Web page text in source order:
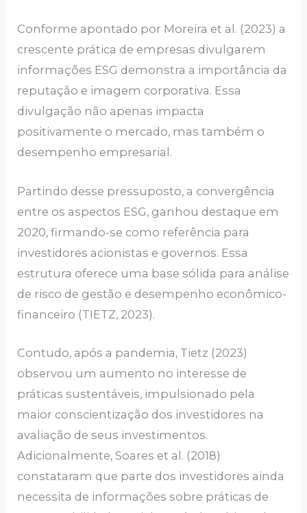
Conforme apontado por Moreira et al. (2023) a
crescente prática de empresas divulgarem
informações ESG demonstra a importância da
reputação e imagem corporativa. Essa
divulgação não apenas impacta
positivamente o mercado, mas também o
desempenho empresarial.
Partindo desse pressuposto, a convergência
entre os aspectos ESG, ganhou destaque em
2020, firmando-se como referência para
investidores acionistas e governos. Essa
estrutura oferece uma base sólida para análise
de risco de gestão e desempenho econômico-
financeiro (TIETZ, 2023).
Contudo, após a pandemia, Tietz (2023)
observou um aumento no interesse de
práticas sustentáveis, impulsionado pela
maior conscientização dos investidores na
avaliação de seus investimentos.
Adicionalmente, Soares et al. (2018)
constataram que parte dos investidores ainda
necessita de informações sobre práticas de